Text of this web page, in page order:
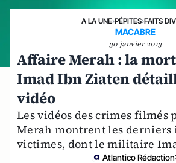
A LA UNE›PÉPITES›FAITS
MACABRE
30 janvier 2013
Affaire Merah : la
Imad Ibn Ziaten
vidéo
Les vidéos des crimes filmés
Merah montrent les derniers
victimes, dont le militaire
Atlantico Rédaction